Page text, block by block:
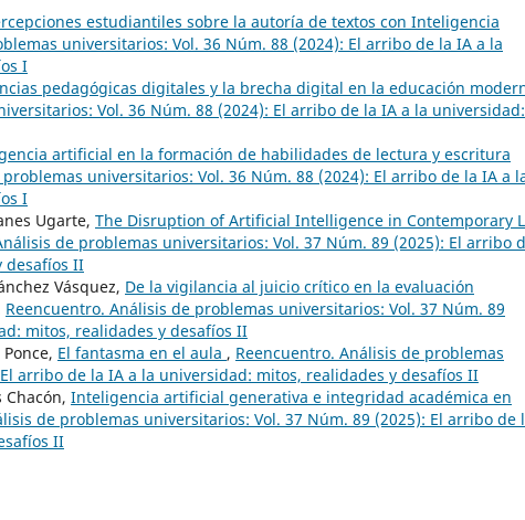
estudiantiles sobre la autoría de textos con Inteligencia
universitarios: Vol. 36 Núm. 88 (2024): El arribo de la IA a la
I
pedagógicas digitales y la brecha digital en la educación
Vol. 36 Núm. 88 (2024): El arribo de la IA a la universidad:
artificial en la formación de habilidades de lectura y escritura
universitarios: Vol. 36 Núm. 88 (2024): El arribo de la IA a
I
Ugarte, The Disruption of Artificial Intelligence in Contemporary
de problemas universitarios: Vol. 37 Núm. 89 (2025): El arribo
desafíos II
Vásquez, De la vigilancia al juicio crítico en la evaluación
Reencuentro. Análisis de problemas universitarios: Vol. 37 Núm. 89
mitos, realidades y desafíos II
El fantasma en el aula , Reencuentro. Análisis de problemas
arribo de la IA a la universidad: mitos, realidades y desafíos II
Chacón, Inteligencia artificial generativa e integridad académica en
de problemas universitarios: Vol. 37 Núm. 89 (2025): El arribo de
II